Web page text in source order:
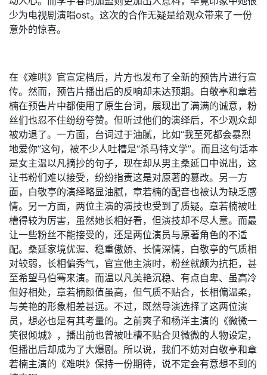
少为电视剧演唱ost。这次的合作无疑是给观众带来了一份
意外的惊喜。
在《难哄》官宣定档后，片方也发布了全新的预告片进行宣
传。然而，预告片播出后的反响却未达预期。白敬亭和章若
楠在预告片中都使用了原生台词，展现出了满满的诚意，粉
丝们也忍不住纷纷夸赞。但听过他们的演绎后，不少观众却
被劝退了。一方面，台词过于油腻，比如“我至死都会暴烈
地爱你”这句，被不少人吐槽是“杀马特文学”。而且这句话本
是女主温以凡摘抄的句子，现在却从男主桑延口中说出，这
让书粉们难以接受，纷纷指责这是对原著的篡改。另一方
面，白敬亭的演绎略显油腻，章若楠的配音也被认为缺乏感
情。另一方面，两位主演的演技也受到了质疑。章若楠被吐
槽得较为厉害，虽然她长相好看，但演技却不尽人意。而最
让一些粉丝不能接受的，还是两位演员与原著角色的不适
配。桑延家境优渥、稳重傲娇、长情深情，白敬亭的气质相
对较弱，长相偏秀气，官宣他主演时，粉丝就颇为抗拒，甚
至希望马伯骞来演。而温以凡美艳沉稳、有点自卑、虽高冷
但好相处，章若楠颜值虽高，但气质不贴合，长相偏温柔，
与美艳的形象相差甚远。不过，既然导演选择了这两位演
员，想必也是有其考量的。之前爽子和杨洋主演的《微微一
笑很倾城》，播出前也曾被吐槽不贴合贝微微的人物设定，
但播出后却成为了大爆剧。所以说，我们不妨对白敬亭和章
若楠主演的《难哄》保持一份期待，说不定会有意想不到的